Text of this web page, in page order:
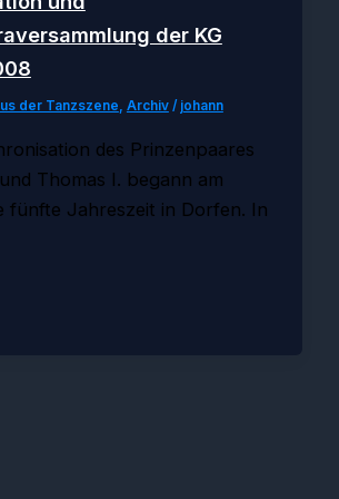
der KG
der Tanzszene, Archiv/ johann
des Prinzenpaares
Thomas I. begann am
fünfte Jahreszeit in Dorfen. In